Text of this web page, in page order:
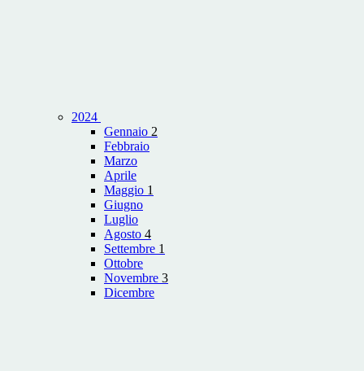
2024
Gennaio 2
Febbraio
Marzo
Aprile
Maggio 1
Giugno
Luglio
Agosto 4
Settembre 1
Ottobre
Novembre 3
Dicembre